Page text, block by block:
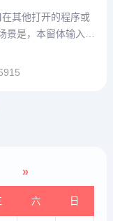
其他打开的程序或
是，本窗体输入需
体置顶全部代码#I
»
六 日